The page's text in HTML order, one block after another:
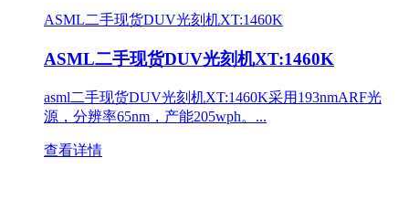
ASML二手现货DUV光刻机XT:1460K
ASML二手现货DUV光刻机XT:1460K
asml二手现货DUV光刻机XT:1460K采用193nmARF光
源，分辨率65nm，产能205wph。...
查看详情